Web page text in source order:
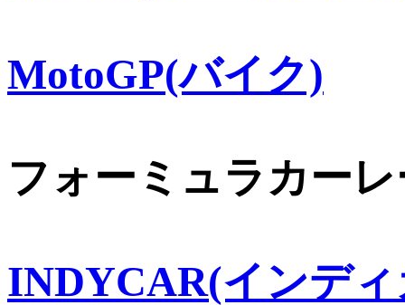
MotoGP(バイク)
フォーミュラカー
INDYCAR(インデ